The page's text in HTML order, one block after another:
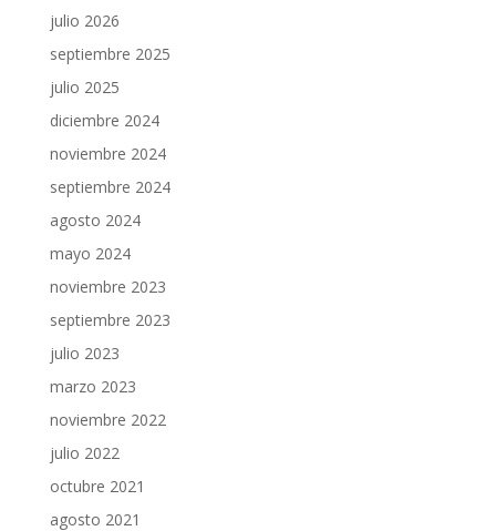
julio 2026
septiembre 2025
julio 2025
diciembre 2024
noviembre 2024
septiembre 2024
agosto 2024
mayo 2024
noviembre 2023
septiembre 2023
julio 2023
marzo 2023
noviembre 2022
julio 2022
octubre 2021
agosto 2021